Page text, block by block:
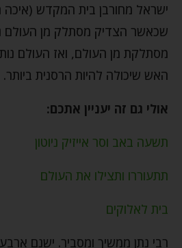
ישראל מחורבן בית המקדש
שכאשר הצדיק מסתלק מן העולם
מסתלקת מן העולם, ואז העולם
האש שיכולה להיות הרסנית ביותר.
אולי גם זה יעניין אתכם:
תשעה באב וסר אייזיק ניוטון
תתעוררו ותצילו את העולם
בית לאלוקים
רבי נתן ממשיך ומסביר. ישנם